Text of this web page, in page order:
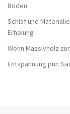
Boden
Schlaf und
Erholung
Wenn Massivholz
Entspannung pur: